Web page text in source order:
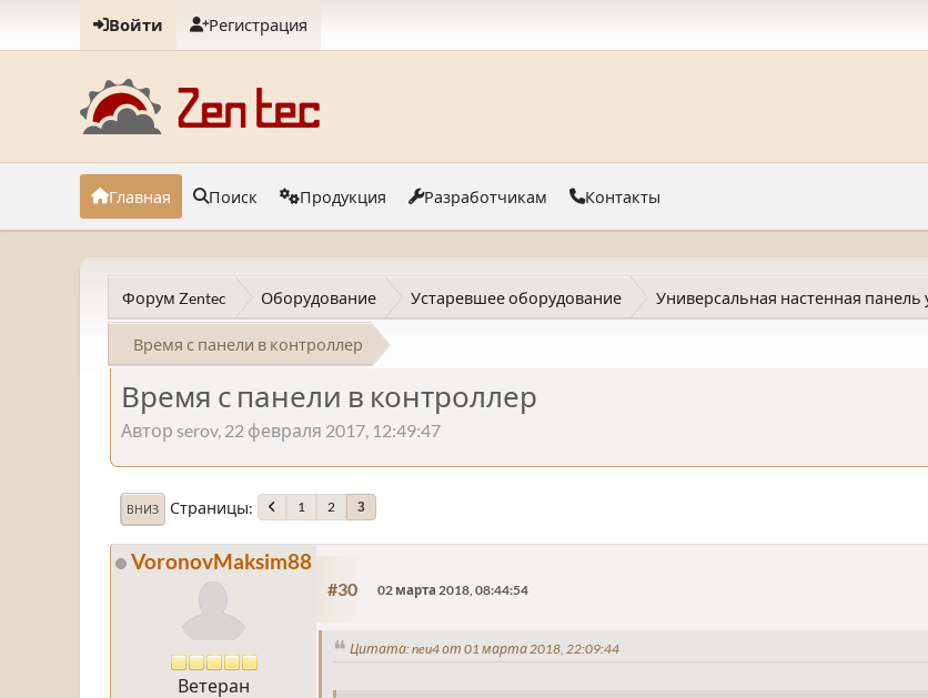
Войти Регистрация
Главная Поиск Продукция Разработчикам Контакты
Форум Zentec Оборудование Устаревшее оборудование Универсальная настенная панель
Время с панели в контроллер
Время с панели в контроллер
Автор serov, 22 февраля 2017, 12:49:47
ВНИЗ Страницы 1 2 3
VoronovMaksim88
Ветеран
#30 02 марта 2018, 08:44:54
Цитата: neu4 от 01 марта 2018, 22:09:44